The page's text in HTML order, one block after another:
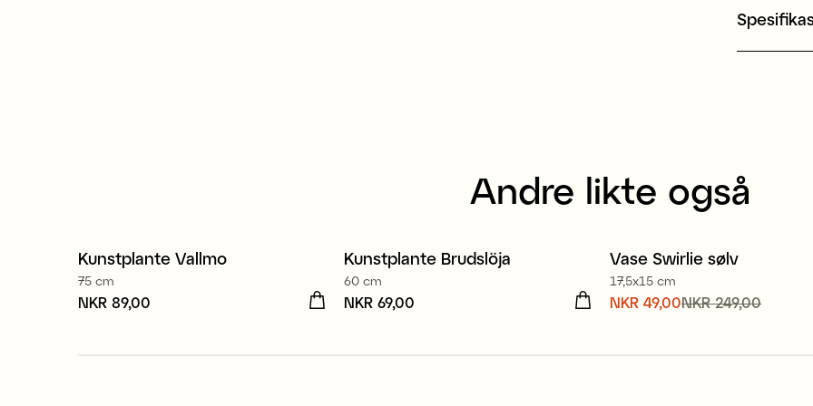
Andre likte også
Kunstplante Vallmo
75 cm
Pris :NKR 89,00
NKR 89,00
Kunstplante Brudslöja
60 cm
Pris :NKR 69,00
NKR 69,00
Sale
Vase Swirlie sølv
17,5x15 cm
Nåværende pris:
NKR 49,00NKR 249,00